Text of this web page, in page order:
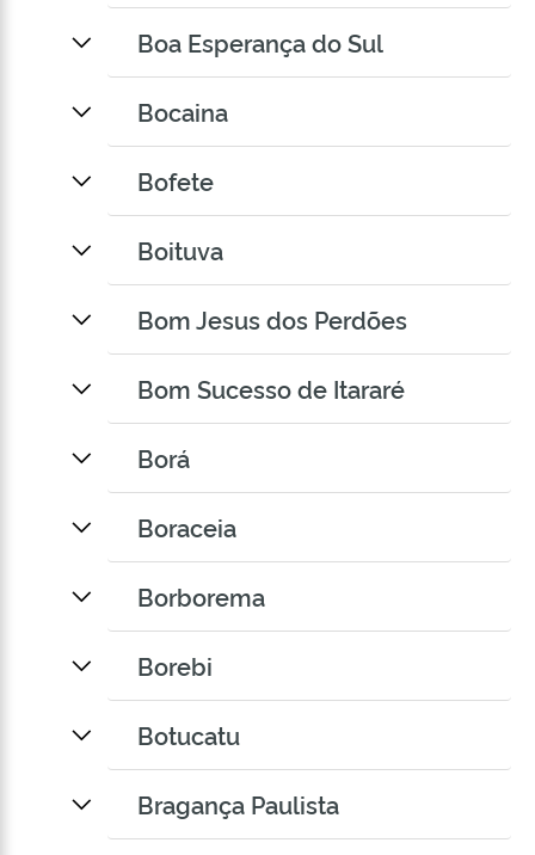
Boa Esperança do Sul
Bocaina
Bofete
Boituva
Bom Jesus dos Perdões
Bom Sucesso de Itararé
Borá
Boraceia
Borborema
Borebi
Botucatu
Bragança Paulista